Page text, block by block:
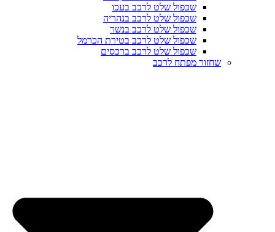
שכפול שלט לרכב בעכו
שכפול שלט לרכב בנהריה
שכפול שלט לרכב בנשר
שכפול שלט לרכב בטירת הכרמל
שכפול שלט לרכב ברכסים
שחזור מפתח לרכב